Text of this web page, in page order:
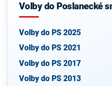
Volby do Poslanecké
Volby do PS 2025
Volby do PS 2021
Volby do PS 2017
Volby do PS 2013